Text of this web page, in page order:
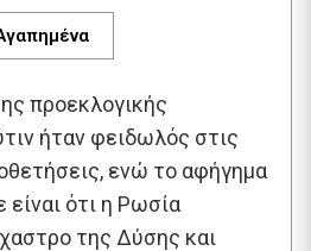
προεκλογικής
ήταν φειδωλός στις
ενώ το αφήγημα
ότι η Ρωσία
της Δύσης και